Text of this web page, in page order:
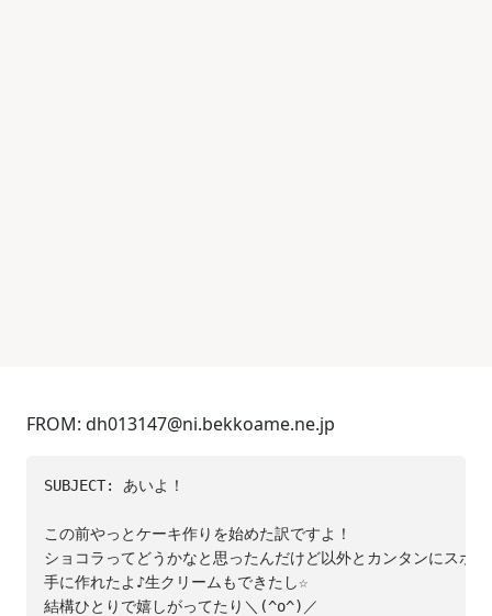
FROM: dh013147@ni.bekkoame.ne.jp
SUBJECT: あいよ！
この前やっとケーキ作りを始めた訳ですよ！
ショコラってどうかなと思ったんだけど以外とカンタンにスポ
手に作れたよ♪生クリームもできたし☆
結構ひとりで嬉しがってたり＼(^o^)／